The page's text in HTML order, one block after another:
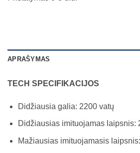
APRAŠYMAS
TECH SPECIFIKACIJOS
Didžiausia galia: 2200 vatų
Didžiausias imituojamas laipsnis:
Mažiausias imituojamasis